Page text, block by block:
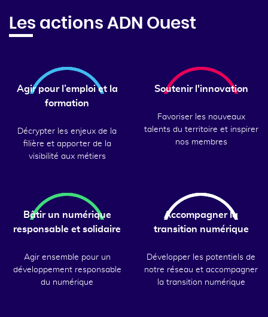
Les actions ADN Ouest
Agir pour l’emploi et la
formation
Décrypter les enjeux de la
filière et apporter de la
visibilité aux métiers
Soutenir l'innovation
Favoriser les nouveaux
talents du territoire et inspirer
nos membres
Bâtir un numérique
responsable et solidaire
Agir ensemble pour un
développement responsable
du numérique
Accompagner la
transition numérique
Développer les potentiels de
notre réseau et accompagner
la transition numérique